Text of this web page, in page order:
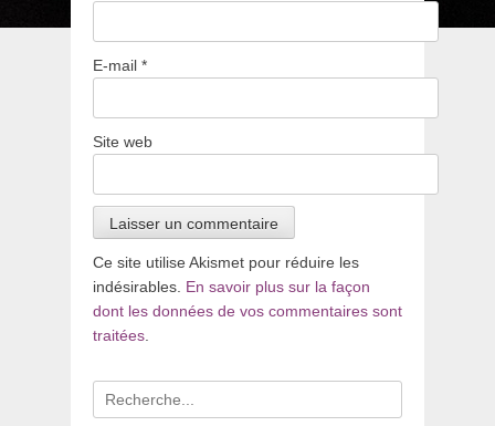
E-mail *
Site web
Ce site utilise Akismet pour réduire les
indésirables. En savoir plus sur la façon
dont les données de vos commentaires sont
traitées
Recherche
pour